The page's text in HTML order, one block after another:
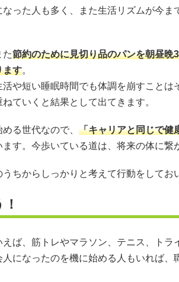
った人も多く、また生活リズムが今ま
た節約のために見切り品のパンを朝昼晩
ます。
や短い睡眠時間でも体調を崩すことは
ていくと結果として出てきます。
る世代なので、 「キャリアと同じで健
す。今歩いている道は、将来の体に繋
ちからしっかりと考えて行動をしてお
ば、筋トレやマラソン、テニス、トラ
になったのを機に始める人もいれば、